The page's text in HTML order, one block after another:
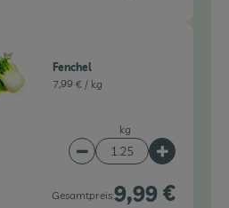
Fenchel
7,99 € / kg
kg
Artikelanzahl
Gesamtpreis:9,99 €